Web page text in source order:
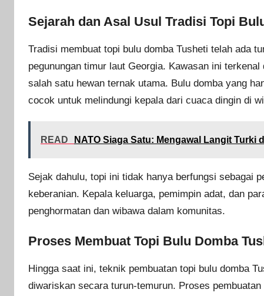
Sejarah dan Asal Usul Tradisi Topi
Tradisi membuat topi bulu domba Tusheti telah ada
pegunungan timur laut Georgia. Kawasan ini
salah satu hewan ternak utama. Bulu domba yang
cocok untuk melindungi kepala dari cuaca dingin di
READ NATO Siaga Satu: Mengawal Langit Turki
Sejak dahulu, topi ini tidak hanya berfungsi sebagai
keberanian. Kepala keluarga, pemimpin adat, dan
penghormatan dan wibawa dalam komunitas.
Proses Membuat Topi Bulu Domba
Hingga saat ini, teknik pembuatan topi bulu domba
diwariskan secara turun-temurun. Proses